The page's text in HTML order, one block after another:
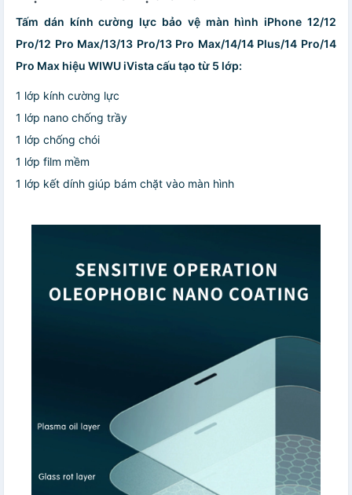
Tấm dán kính cường lực bảo vệ màn hình iPhone 12/12
Pro/12 Pro Max/13/13 Pro/13 Pro Max/14/14 Plus/14 Pro/14
Pro Max hiệu WIWU iVista cấu tạo từ 5 lớp:
1 lớp kính cường lực
1 lớp nano chống trầy
1 lớp chống chói
1 lớp film mềm
1 lớp kết dính giúp bám chặt vào màn hình